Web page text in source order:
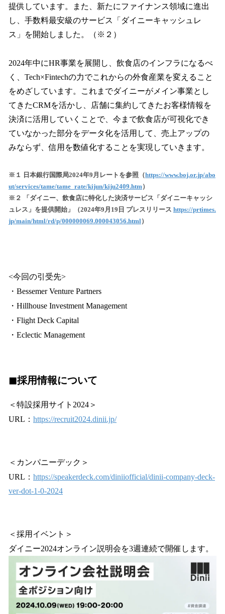
提供しています。また、新たにファイナンス領域に進出
し、手数料最安級のサービス「ダイニーキャッシュレ
ス」を開始しました。（※２）
2024年中にHR事業を展開し、飲食店のインフラになるべ
く、Tech×Fintechの力でこれからの外食産業を変えること
をめざしています。これまでダイニーがメイン事業とし
てきたCRMを活かし、店舗に集約してきたお客様情報を
決済に活用していくことで、今まで飲食店が可視化でき
ていなかった部分をデータ化を活用して、売上アップの
みならず、信用を数値化することを実現していきます。
※１ 日本銀行国際局2024年9月レートを参照（https://www.boj.or.jp/abo
ut/services/tame/tame_rate/kijun/kiju2409.htm）
※２ 「ダイニー、飲食店に特化した決済サービス「ダイニーキャッシ
ュレス」を提供開始」（2024年9月19日 プレスリリース https://prtimes.
jp/main/html/rd/p/000000069.000043056.html）
<今回の引受先>
・Bessemer Venture Partners
・Hillhouse Investment Management
・Flight Deck Capital
・Eclectic Management
◼︎採用情報について
＜特設採用サイト2024＞
URL： https://recruit2024.dinii.jp/
＜カンパニーデック＞
URL： https://speakerdeck.com/diniiofficial/dinii-company-deck-
ver-dot-1-0-2024
＜採用イベント＞
ダイニー2024オンライン説明会を3週連続で開催します。